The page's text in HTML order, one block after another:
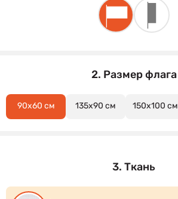
2. Размер флага
90x60 см 135x90 см 150x100 см
3. Ткань